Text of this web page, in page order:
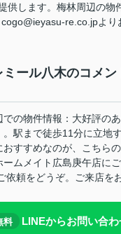
供します。梅林周辺の物
re.co.jpより
ミール八木のコメ
での物件情報：大好評の
。駅まで徒歩11分に立地
おすすめなのが、こちら
ムメイト広島庚午店に
依頼をどうぞ。ご来店を
料 LINEからお問い合わ